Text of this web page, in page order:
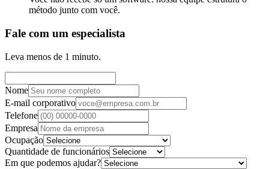
método junto com você.
Fale com um especialista
Leva menos de 1 minuto.
Nome
E-mail corporativo
Telefone
Empresa
Ocupação
Quantidade de funcionários
Em que podemos ajudar?